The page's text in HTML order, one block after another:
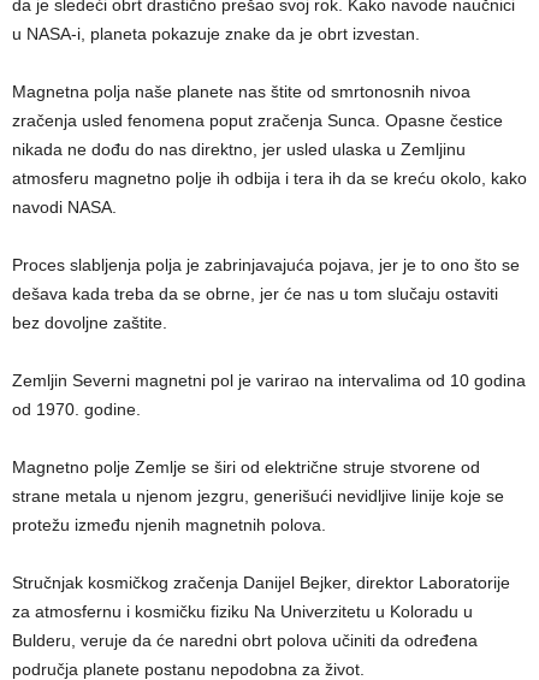
da je sledeći obrt drastično prešao svoj rok. Kako navode naučnici
u NASA-i, planeta pokazuje znake da je obrt izvestan.
Magnetna polja naše planete nas štite od smrtonosnih nivoa
zračenja usled fenomena poput zračenja Sunca. Opasne čestice
nikada ne dođu do nas direktno, jer usled ulaska u Zemljinu
atmosferu magnetno polje ih odbija i tera ih da se kreću okolo, kako
navodi NASA.
Proces slabljenja polja je zabrinjavajuća pojava, jer je to ono što se
dešava kada treba da se obrne, jer će nas u tom slučaju ostaviti
bez dovoljne zaštite.
Zemljin Severni magnetni pol je varirao na intervalima od 10 godina
od 1970. godine.
Magnetno polje Zemlje se širi od električne struje stvorene od
strane metala u njenom jezgru, generišući nevidljive linije koje se
protežu između njenih magnetnih polova.
Stručnjak kosmičkog zračenja Danijel Bejker, direktor Laboratorije
za atmosfernu i kosmičku fiziku Na Univerzitetu u Koloradu u
Bulderu, veruje da će naredni obrt polova učiniti da određena
područja planete postanu nepodobna za život.